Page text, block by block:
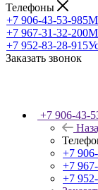
Телефоны
+7 906-43-53-985
+7 967-31-32-200
+7 952-83-28-915
Заказать звонок
+7 906-43-
+7
+7
+7